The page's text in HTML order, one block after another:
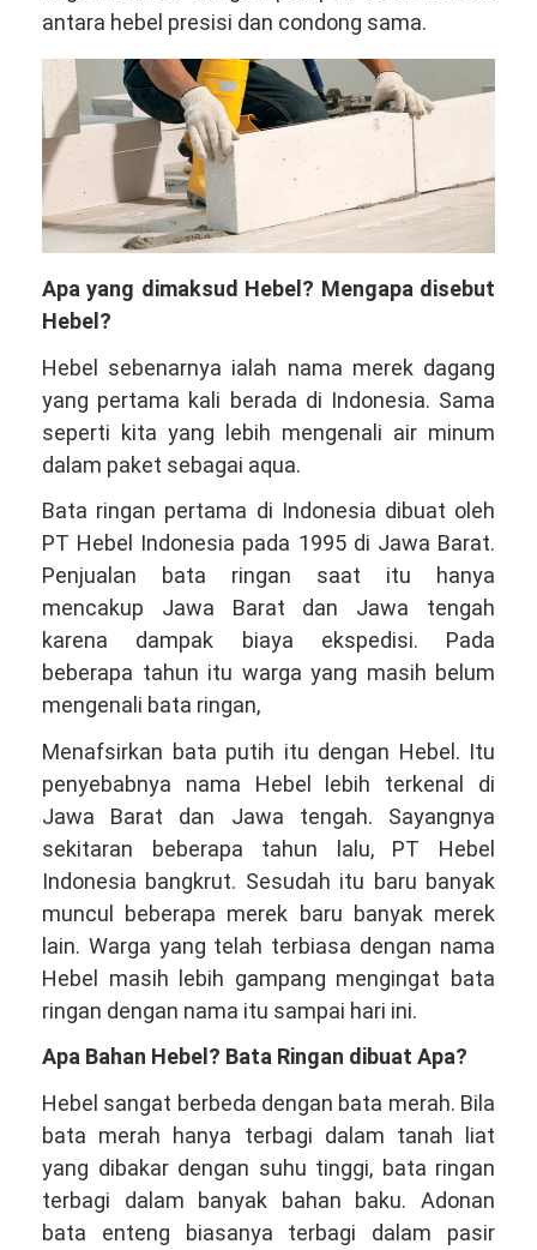
antara hebel presisi dan condong sama.
Apa yang dimaksud Hebel? Mengapa disebut
Hebel?
Hebel sebenarnya ialah nama merek dagang
yang pertama kali berada di Indonesia. Sama
seperti kita yang lebih mengenali air minum
dalam paket sebagai aqua.
Bata ringan pertama di Indonesia dibuat oleh
PT Hebel Indonesia pada 1995 di Jawa Barat.
Penjualan bata ringan saat itu hanya
mencakup Jawa Barat dan Jawa tengah
karena dampak biaya ekspedisi. Pada
beberapa tahun itu warga yang masih belum
mengenali bata ringan,
Menafsirkan bata putih itu dengan Hebel. Itu
penyebabnya nama Hebel lebih terkenal di
Jawa Barat dan Jawa tengah. Sayangnya
sekitaran beberapa tahun lalu, PT Hebel
Indonesia bangkrut. Sesudah itu baru banyak
muncul beberapa merek baru banyak merek
lain. Warga yang telah terbiasa dengan nama
Hebel masih lebih gampang mengingat bata
ringan dengan nama itu sampai hari ini.
Apa Bahan Hebel? Bata Ringan dibuat Apa?
Hebel sangat berbeda dengan bata merah. Bila
bata merah hanya terbagi dalam tanah liat
yang dibakar dengan suhu tinggi, bata ringan
terbagi dalam banyak bahan baku. Adonan
bata enteng biasanya terbagi dalam pasir